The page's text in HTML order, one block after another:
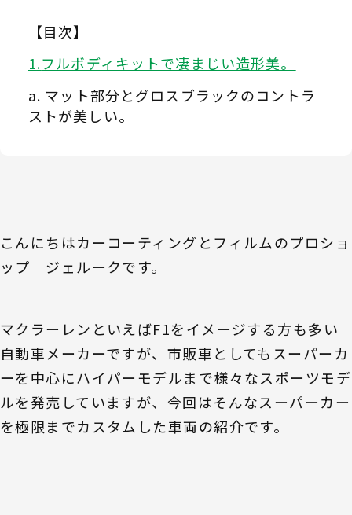
【目次】
フルボディキットで凄まじい造形美。
マット部分とグロスブラックのコントラ
ストが美しい。
こんにちはカーコーティングとフィルムのプロショ
ップ ジェルークです。
マクラーレンといえばF1をイメージする方も多い
自動車メーカーですが、市販車としてもスーパーカ
ーを中心にハイパーモデルまで様々なスポーツモデ
ルを発売していますが、今回はそんなスーパーカー
を極限までカスタムした車両の紹介です。